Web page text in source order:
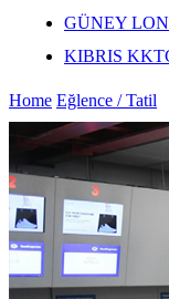
GÜNEY
KIBRIS
Home Eğlence / Tatil